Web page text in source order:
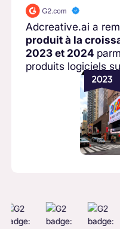
Adcreative.ai a
produit à la
2023 et 2024
produits logiciels